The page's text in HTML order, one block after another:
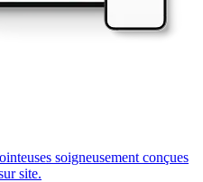
soigneusement conçues
site.